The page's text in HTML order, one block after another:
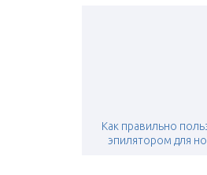
Как правильно
эпилятором для